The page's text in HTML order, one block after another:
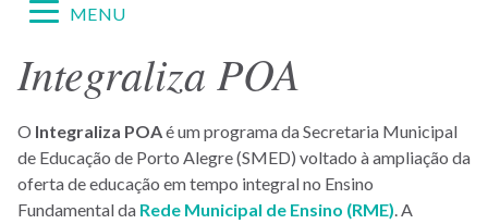
Menu
site
SMED
Expandir/recolher
MENU
Integraliza POA
O Integraliza POAé um programa da Secretaria Municipal
de Educação de Porto Alegre (SMED) voltado à ampliação da
oferta de educação em tempo integral no Ensino
Fundamental da Rede Municipal de Ensino (RME). A